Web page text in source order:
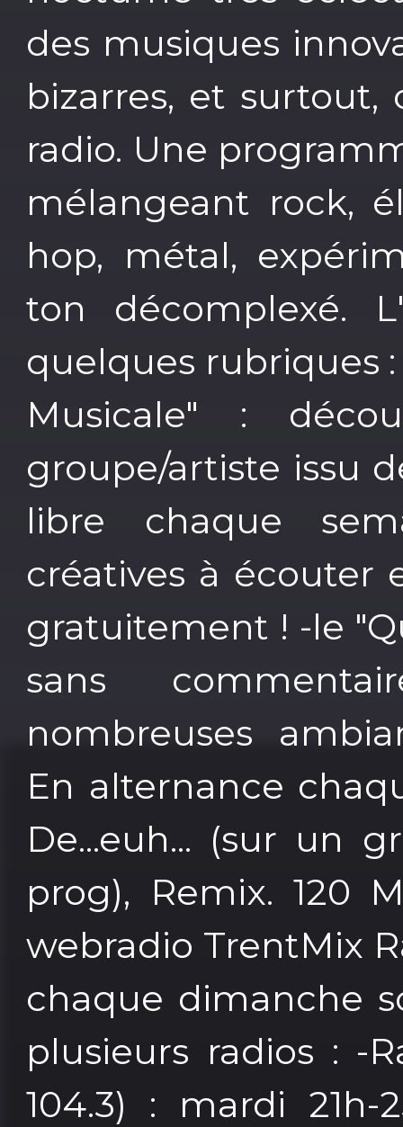
des musiques
bizarres, et
radio. Une
mélangeant rock,
hop, métal,
ton décomplexé.
quelques rubriques
Musicale" :
groupe/artiste issu
libre chaque
créatives à écouter
gratuitement ! -le
sans
nombreuses
En alternance
De...euh... (sur un
prog), Remix. 120
webradio TrentMix
chaque dimanche
plusieurs radios : -
104.3) : mardi